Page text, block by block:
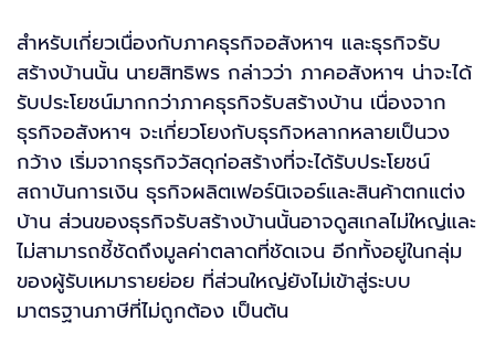
สำหรับเกี่ยวเนื่องกับภาคธุรกิจอสังหาฯ และธุรกิจรับ
สร้างบ้านนั้น นายสิทธิพร กล่าวว่า ภาคอสังหาฯ น่าจะได้
รับประโยชน์มากกว่าภาคธุรกิจรับสร้างบ้าน เนื่องจาก
ธุรกิจอสังหาฯ จะเกี่ยวโยงกับธุรกิจหลากหลายเป็นวง
กว้าง เริ่มจากธุรกิจวัสดุก่อสร้างที่จะได้รับประโยชน์
สถาบันการเงิน ธุรกิจผลิตเฟอร์นิเจอร์และสินค้าตกแต่ง
บ้าน ส่วนของธุรกิจรับสร้างบ้านนั้นอาจดูสเกลไม่ใหญ่และ
ไม่สามารถชี้ชัดถึงมูลค่าตลาดที่ชัดเจน อีกทั้งอยู่ในกลุ่ม
ของผู้รับเหมารายย่อย ที่ส่วนใหญ่ยังไม่เข้าสู่ระบบ
มาตรฐานภาษีที่ไม่ถูกต้อง เป็นต้น